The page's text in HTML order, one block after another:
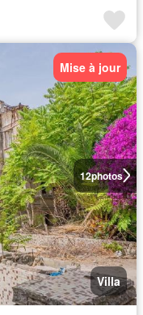
12photos
Mise à jour
Villa